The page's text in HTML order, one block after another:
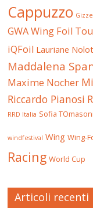
Cappuzzo
GWA Wing Foil
iQFoil Lauriane Nolot
Maddalena
Maxime Nocher
Riccardo Pianosi
RRD Italia Sofia TOmasoni
windfestival Wing Wing-
Racing World Cup
Articoli recenti